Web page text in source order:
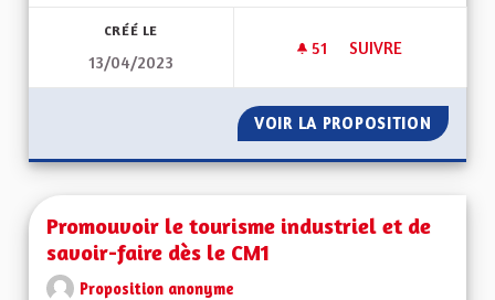
CRÉÉ LE
13/04/2023
51 51 ABONNÉS
SUIVRE
VOIR LA PROPOSITION
Promouvoir le tourisme industriel et de
savoir-faire dès le CM1
Proposition anonyme